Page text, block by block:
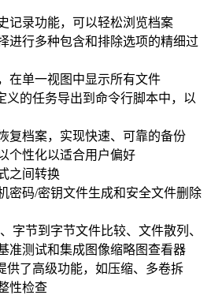
记录功能，可以轻松浏览档案
进行多种包含和排除选项的精细过
在单一视图中显示所有文件
义的任务导出到命令行脚本中，以
复档案，实现快速、可靠的备份
个性化以适合用户偏好
之间转换
密码/密钥文件生成和安全文件删除
字节到字节文件比较、文件散列、
准测试和集成图像缩略图查看器
供了高级功能，如压缩、多卷拆
性检查